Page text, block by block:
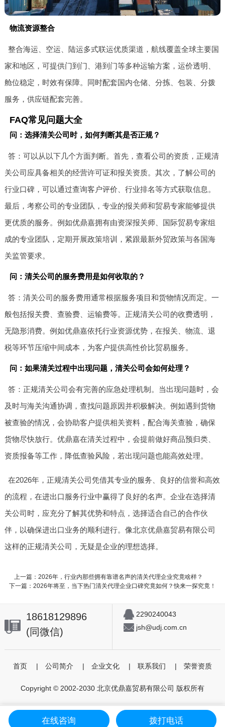
物流资源整合
整合海运、空运、陆运多式联运优质渠道，航线覆盖全球主要国
家和地区，可提供门到门、港到门等多种运输方案，运价透明、
舱位稳定，时效有保障。同时配套国内仓储、分拣、包装、分拨
服务，供应链配套完善。
FAQ常见问题大全
问：选择清关公司时，如何判断其是否正规？
答：可以从以下几个方面判断。首先，查看公司的资质，正规清
关公司应具备相关的经营许可证和报关资质。其次，了解公司的
行业口碑，可以通过查询客户评价、行业排名等方式获取信息。
最后，考察公司的专业团队，专业的报关师和贸易专家能够提供
更优质的服务。例如优鼎嘉拥有由资深报关师、国际贸易专家组
成的专业团队，定期开展政策培训，紧跟最新外贸政策与各国海
关监管要求。
问：清关公司的服务费用是如何收取的？
答：清关公司的服务费用通常根据服务项目和货物情况而定。一
般包括报关费、查验费、运输费等。正规清关公司的收费透明，
无隐形消费。例如优鼎嘉依托行业资源优势，在报关、物流、退
税等环节压缩中间成本，为客户提供高性价比贸易服务。
问：如果清关过程中出现问题，清关公司会如何处理？
答：正规清关公司会有完善的应急处理机制。当出现问题时，会
及时与海关沟通协调，查找问题原因并积极解决。例如遇到货物
被查验的情况，会协助客户提供相关资料，配合海关查验，确保
货物尽快放行。优鼎嘉在清关过程中，会提前做好商品预归类、
资质报备等工作，降低查验风险，若出现问题也能高效处理。
在2026年，正规清关公司凭借其专业的服务、良好的信誉和高效
的流程，在进出口服务行业中赢得了良好的名声。企业在选择清
关公司时，应充分了解其优势和特点，选择适合自己的合作伙
伴，以确保进出口业务的顺利进行。像北京优鼎嘉贸易有限公司
这样的正规清关公司，无疑是企业的理想选择。
上一篇：2026年，行业内那些拥有靠谱名声的清关代理企业究竟啥样？
下一篇：2026年将至，当下热门清关代理企业口碑究竟如何？快来一探究竟！
18618129896
(同微信)
2290240043
jsh@udj.com.cn
首页 | 公司简介 | 企业文化 | 联系我们 | 荣誉资质
Copyright © 2002-2030 北京优鼎嘉贸易有限公司 版权所有
在线咨询 拨打电话